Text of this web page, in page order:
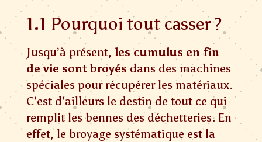
1.1 Pourquoi tout casser ?
Jusqu’à présent, les cumulus en fin
de vie sont broyés dans des machines
spéciales pour récupérer les matériaux.
C’est d’ailleurs le destin de tout ce qui
remplit les bennes des déchetteries. En
effet, le broyage systématique est la